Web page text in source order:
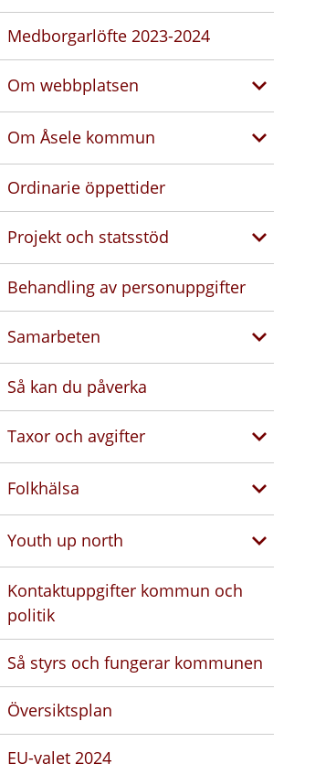
Medborgarlöfte 2023-2024
Om webbplatsen
Om Åsele kommun
Ordinarie öppettider
Projekt och statsstöd
Behandling av personuppgifter
Samarbeten
Så kan du påverka
Taxor och avgifter
Folkhälsa
Youth up north
Kontaktuppgifter kommun och
politik
Så styrs och fungerar kommunen
Översiktsplan
EU-valet 2024